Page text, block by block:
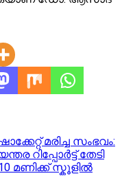
മരിച്ച സംഭവം:
റിപ്പോര്‍ട്ട് തേടി
മണിക്ക് സ്കൂളിൽ